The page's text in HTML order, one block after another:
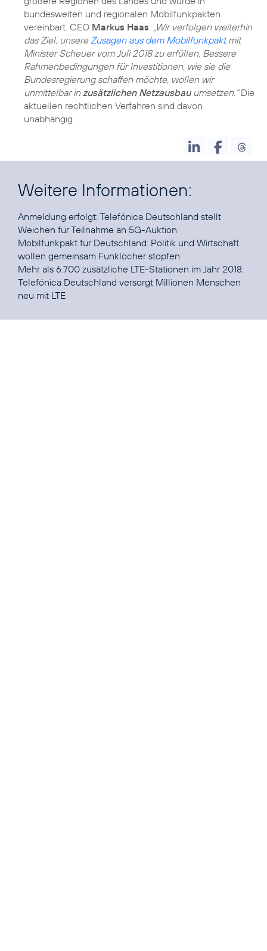
bundesweiten und regionalen Mobilfunkpakten
vereinbart. CEO Markus Haas: „Wir verfolgen weiterhin
das Ziel, unsereZusagen aus dem Mobilfunkpaktmit
Minister Scheuer vom Juli 2018 zu erfüllen. Bessere
Rahmenbedingungen für Investitionen, wie sie die
Bundesregierung schaffen möchte, wollen wir
unmittelbar inzusätzlichen Netzausbauumsetzen.“Die
aktuellen rechtlichen Verfahren sind davon
unabhängig.
Weitere Informationen:
Anmeldung erfolgt:Telefónica Deutschland stellt
Weichen für Teilnahme an 5G-Auktion
Mobilfunkpakt für Deutschland: Politik und Wirtschaft
wollen gemeinsam Funklöcher stopfen
Mehr als 6.700 zusätzliche LTE-Stationen im Jahr 2018:
Telefónica Deutschland versorgt Millionen Menschen
neu mit LTE